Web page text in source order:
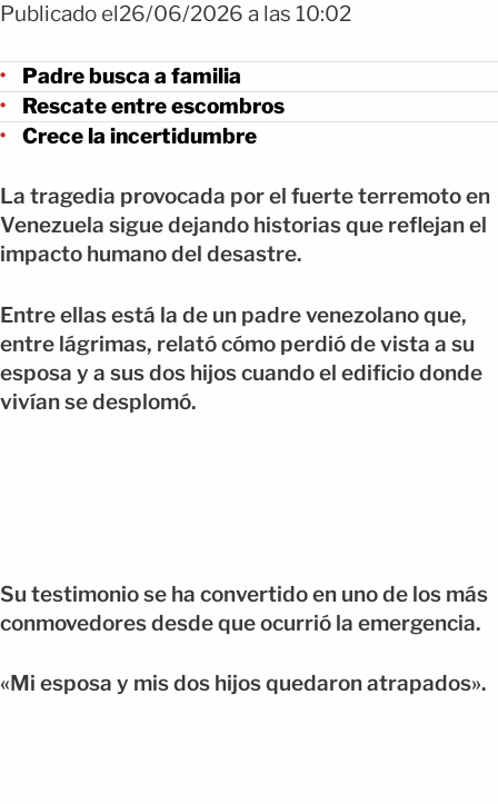
Publicado el26/06/2026 a las 10:02
Padre busca a familia
Rescate entre escombros
Crece la incertidumbre
La tragedia provocada por el fuerte terremoto en
Venezuela sigue dejando historias que reflejan el
impacto humano del desastre.
Entre ellas está la de un padre venezolano que,
entre lágrimas, relató cómo perdió de vista a su
esposa y a sus dos hijos cuando el edificio donde
vivían se desplomó.
Su testimonio se ha convertido en uno de los más
conmovedores desde que ocurrió la emergencia.
«Mi esposa y mis dos hijos quedaron atrapados».